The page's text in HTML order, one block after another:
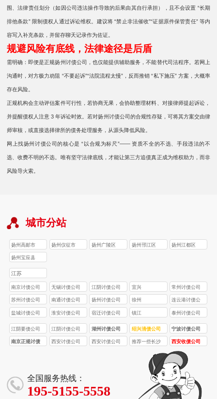
围、法律责任划分（如因公司违法操作导致的后果由其自行承担），且不会设置 “长期
排他条款” 限制债权人通过诉讼维权。建议将 “禁止非法催收”“证据原件保管责任” 等内
容写入补充条款，并留存聊天记录作为佐证。
规避风险有底线，法律途径是后盾
需明确：即便是正规扬州讨债公司，也仅能提供辅助服务，不能替代司法程序。若网上
沟通时，对方极力劝阻 “不要起诉”“法院流程太慢”，反而推销 “私下施压” 方案，大概率
存在风险。
正规机构会主动评估案件可行性，若协商无果，会协助整理材料、对接律师提起诉讼，
并提醒债权人注意 3 年诉讼时效。若对扬州讨债公司的合规性存疑，可将其方案交由律
师审核，或直接选择律所的债务处理服务，从源头降低风险。
网上找扬州讨债公司的核心是 “以合规为标尺”—— 资质不全的不选、手段违法的不
选、收费不明的不选。唯有坚守法律底线，才能让第三方追债真正成为维权助力，而非
风险导火索。
城市分站
扬州高邮市 扬州仪征市 扬州广陵区 扬州邗江区 扬州江都区
扬州宝应县
江苏
南京讨债公司 无锡讨债公司 江阴讨债公司 宜兴 常州讨债公司
苏州讨债公司 南通讨债公司 扬州讨债公司 徐州
连云港讨债公
司
盐城讨债公司 淮安讨债公司 宿迁讨债公司 镇江 泰州讨债公司
江阴要债公司 江阴讨债公司 湖州讨债公司 绍兴清债公司 宁波讨债公司
南京正规讨债
西安讨债公司
验，5 亿 + 追
回欠款
西安讨债公司
例零投诉
推荐一些长沙
口碑较好的正
规讨债公司
西安收债公司
专业处理疑难
债务！西安讨
债 / 要债公司，
93% 成功率，
服务全西安
全国服务热线：
195-5155-5558